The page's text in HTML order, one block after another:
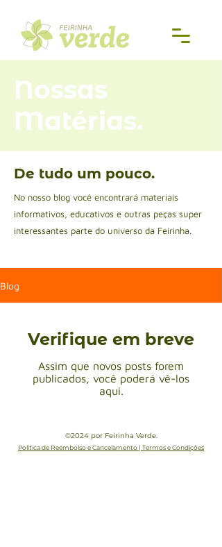
Nossas
Matérias.
De tudo um pouco.
No nosso blog você encontrará materiais
informativos, educativos e outras peças super
interessantes parte do universo da Feirinha.
Blog
Verifique em breve
Assim que novos posts forem
publicados, você poderá vê-los
aqui.
©2024 por Feirinha Verde.
Política de Reembolso e Cancelamento | Termos e Condições